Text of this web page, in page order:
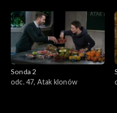
Sonda 2
odc. 47, Atak klonów